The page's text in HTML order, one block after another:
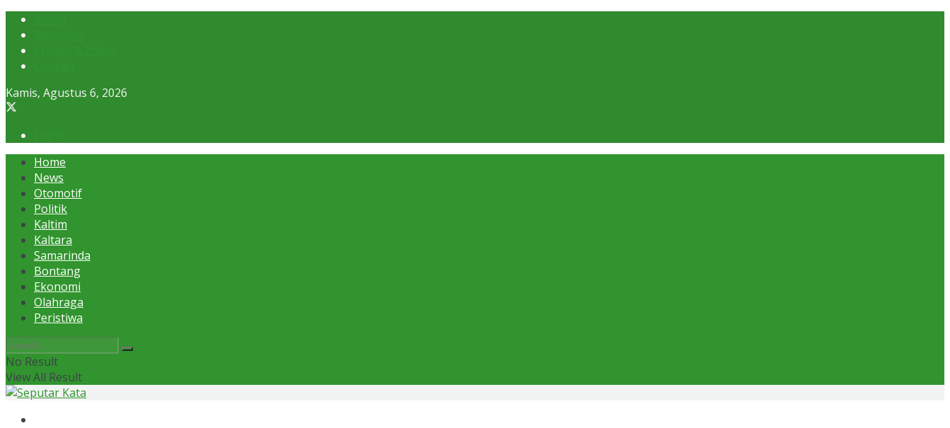
Kamis, Agustus 6, 2026
Home
News
Otomotif
Politik
Kaltim
Kaltara
Samarinda
Bontang
Ekonomi
Olahraga
Peristiwa
No Result
View All Result